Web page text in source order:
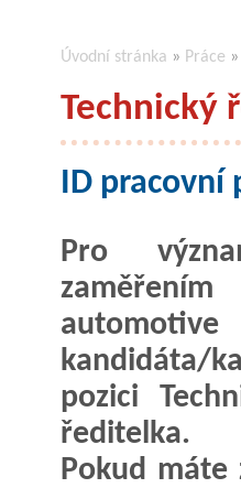
Úvodní stránka » Práce »
Technický
ID pracovní
Pro
pozici
ředitelka.
Pokud máte